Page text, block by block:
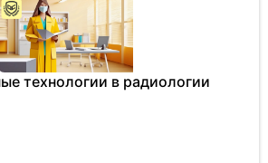
технологии в радиологии